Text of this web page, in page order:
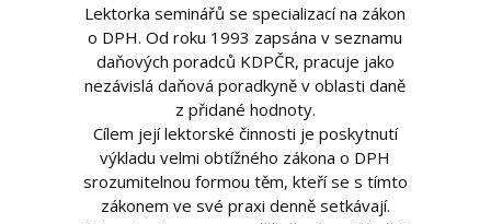
Lektorka seminářů se specializací na zákon
o DPH. Od roku 1993 zapsána v seznamu
daňových poradců KDPČR, pracuje jako
nezávislá daňová poradkyně v oblasti daně
z přidané hodnoty.
Cílem její lektorské činnosti je poskytnutí
výkladu velmi obtížného zákona o DPH
srozumitelnou formou těm, kteří se s tímto
zákonem ve své praxi denně setkávají.